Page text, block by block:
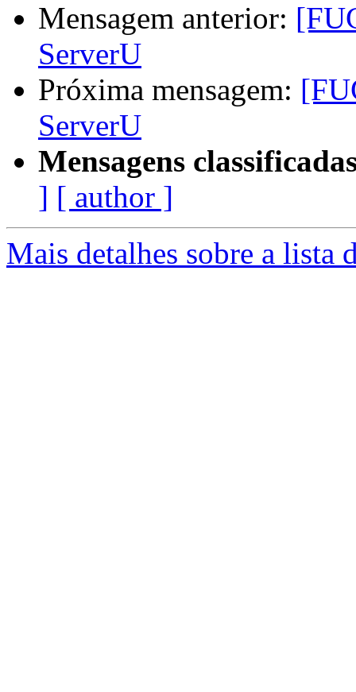
Mensagem anterior:
ServerU
Próxima mensagem:
ServerU
Mensagens
] [ author ]
Mais detalhes sobre a lista